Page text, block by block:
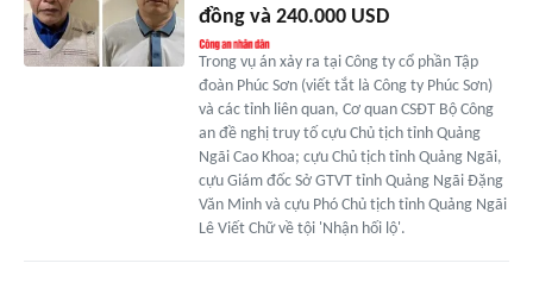
đồng và 240.000 USD
Trong vụ án xảy ra tại Công ty cổ phần Tập
đoàn Phúc Sơn (viết tắt là Công ty Phúc Sơn)
và các tỉnh liên quan, Cơ quan CSĐT Bộ Công
an đề nghị truy tố cựu Chủ tịch tỉnh Quảng
Ngãi Cao Khoa; cựu Chủ tịch tỉnh Quảng Ngãi,
cựu Giám đốc Sở GTVT tỉnh Quảng Ngãi Đặng
Văn Minh và cựu Phó Chủ tịch tỉnh Quảng Ngãi
Lê Viết Chữ về tội 'Nhận hối lộ'.